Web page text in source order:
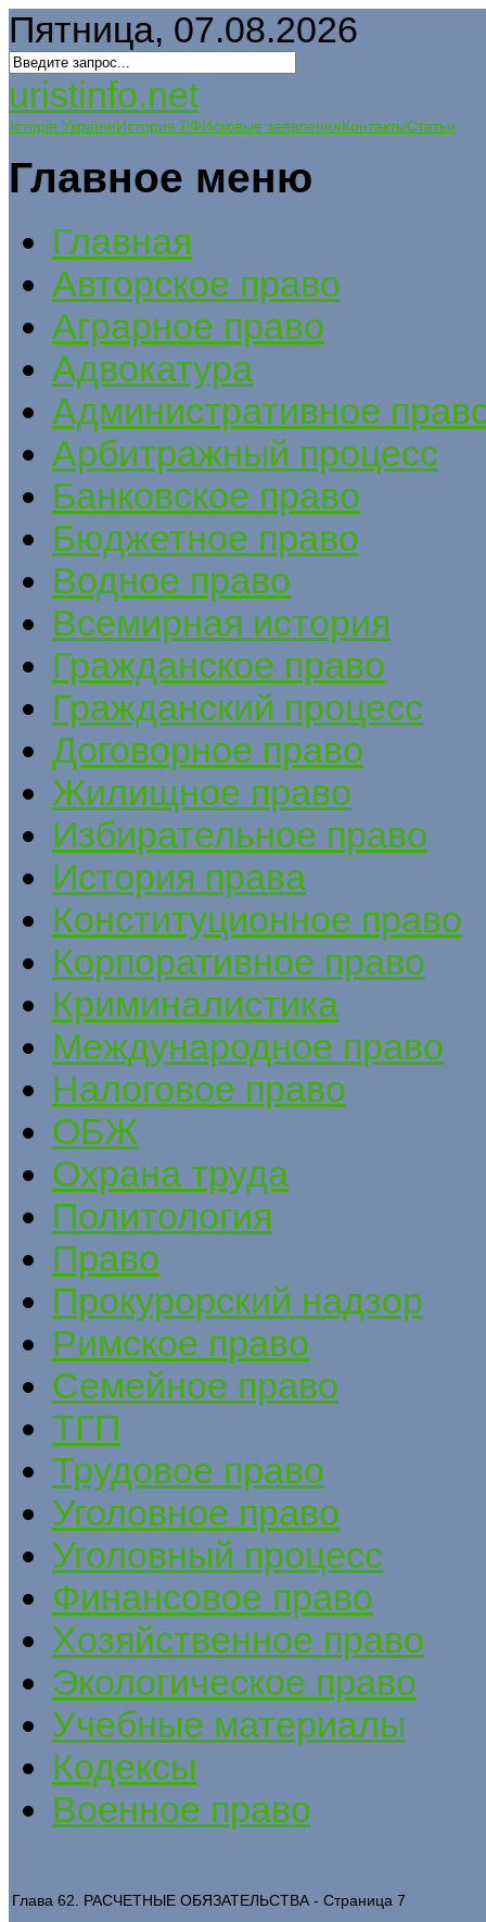
Пятница, 07.08.2026
uristinfo.net
Історія УкраїниИстория РФИсковые заявленияКонтактыСтатьи
Главное меню
Главная
Авторское право
Аграрное право
Адвокатура
Административное
Арбитражный процесс
Банковское право
Бюджетное право
Водное право
Всемирная история
Гражданское право
Гражданский процесс
Договорное право
Жилищное право
Избирательное право
История права
Конституционное право
Корпоративное право
Криминалистика
Международное право
Налоговое право
ОБЖ
Охрана труда
Политология
Право
Прокурорский надзор
Римское право
Семейное право
ТГП
Трудовое право
Уголовное право
Уголовный процесс
Финансовое право
Хозяйственное право
Экологическое право
Учебные материалы
Кодексы
Военное право
Глава 62. РАСЧЕТНЫЕ ОБЯЗАТЕЛЬСТВА - Страница 7